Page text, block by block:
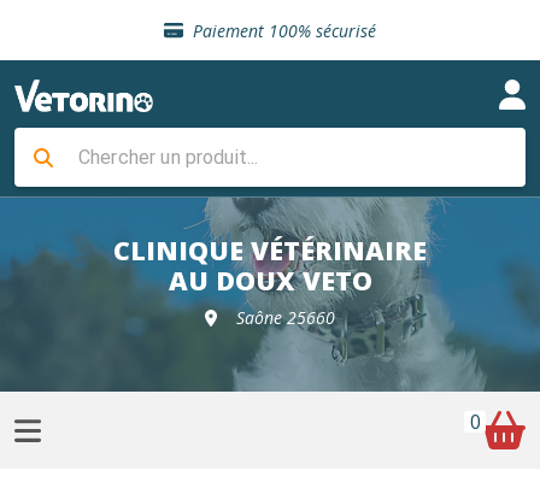
Paiement 100% sécurisé
Livraison gratuite en clinique vétérinaire
Sélection de croquettes vétérinaire
Livraison gratuite en clinique vétérinaire
Retour gratuit en clinique
Sélection de croquettes vétérinaire
CLINIQUE VÉTÉRINAIRE
AU DOUX VETO
Saône 25660
0